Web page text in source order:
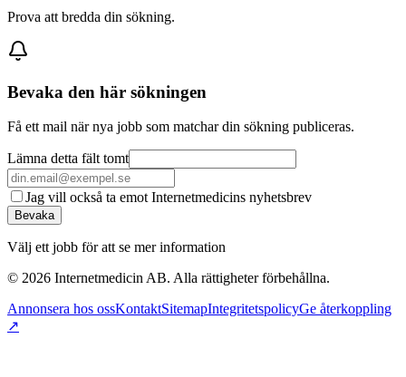
Prova att bredda din sökning.
Bevaka den här sökningen
Få ett mail när nya jobb som matchar din sökning publiceras.
Lämna detta fält tomt
Jag vill också ta emot Internetmedicins nyhetsbrev
Bevaka
Välj ett jobb för att se mer information
© 2026 Internetmedicin AB. Alla rättigheter förbehållna.
Annonsera hos ossKontaktSitemapIntegritetspolicyGe återkoppling
↗